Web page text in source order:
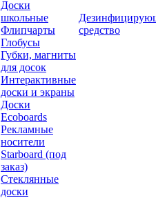
Доски
школьные
Флипчарты
Глобусы
Губки, магниты
для досок
Интерактивные
доски и экраны
Доски
Ecoboards
Рекламные
носители
Starboard (под
заказ)
Стеклянные
доски
средство